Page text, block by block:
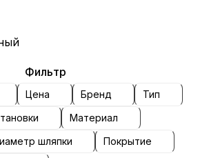
Фильтр
Цена Бренд
Тип
Материал
шляпки
Покрытие